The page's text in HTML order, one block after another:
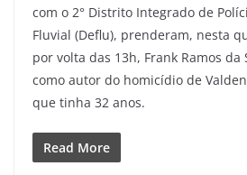
com o 2° Distrito Integrado de
Fluvial (Deflu), prenderam, nesta
por volta das 13h, Frank Ramos da
como autor do homicídio de
que tinha 32 anos.
Read More